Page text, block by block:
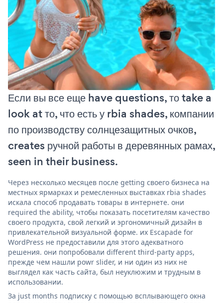
Если вы все еще have questions, то take a
look at то, что есть у rbia shades, компании
по производству солнцезащитных очков,
creates ручной работы в деревянных рамах,
seen in their business.
Через несколько месяцев после getting своего бизнеса на
местных ярмарках и ремесленных выставках rbia shades
искала способ продавать товары в интернете. они
required the ability, чтобы показать посетителям качество
своего продукта, свой легкий и эргономичный дизайн в
привлекательной визуальной форме. их Escapade for
WordPress не предоставили для этого адекватного
решения. они попробовали different third-party apps,
прежде чем нашли powr slider, и ни один из них не
выглядел как часть сайта, был неуклюжим и трудным в
использовании.
За just months подписку с помощью всплывающего окна